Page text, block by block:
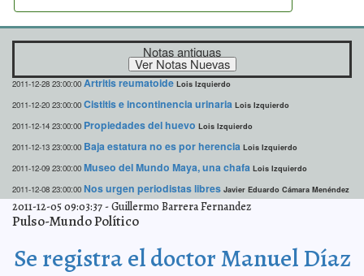
Notas antiguas
2011-12-28 23:00:00 Artritis reumatoide Lois Izquierdo
2011-12-20 23:00:00 Cistitis e incontinencia urinaria Lois Izquierdo
2011-12-14 23:00:00 Propiedades del huevo Lois Izquierdo
2011-12-13 23:00:00 Baja estatura no es por herencia Lois Izquierdo
2011-12-09 23:00:00 Museo del Mundo Maya, una chafa Lois Izquierdo
2011-12-08 23:00:00 Nos urgen periodistas libres Javier Eduardo Cámara Menéndez
2011-12-07 23:00:00 Dislexia, más que un trastorno de la lectura
Invierte SCT 80 millones de pesos para reconstrucción
2011-12-07 12:13:08 A la cárcel, bloguero que acusa de fraude al gobierno
2011-12-05 09:03:37-Guillermo Barrera Fernandez
Pulso-Mundo Político
Se registra el doctor Manuel Díaz